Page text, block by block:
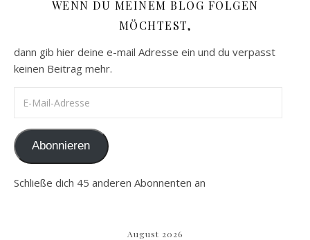
WENN DU MEINEM BLOG FOLGEN
MÖCHTEST,
dann gib hier deine e-mail Adresse ein und du verpasst
keinen Beitrag mehr.
Abonnieren
Schließe dich 45 anderen Abonnenten an
August 2026